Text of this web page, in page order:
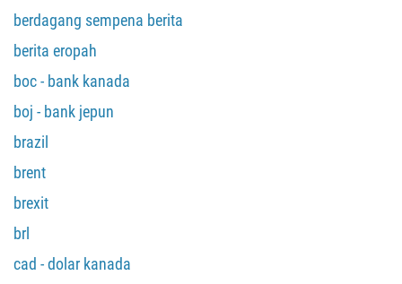
berdagang sempena berita
berita eropah
boc - bank kanada
boj - bank jepun
brazil
brent
brexit
brl
cad - dolar kanada